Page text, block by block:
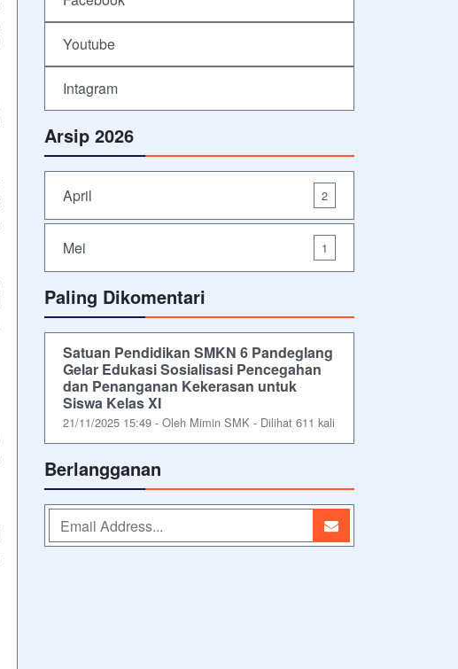
Youtube
Intagram
Arsip 2026
April 2
Mei 1
Paling Dikomentari
Satuan Pendidikan SMKN 6 Pandeglang
Gelar Edukasi Sosialisasi Pencegahan
dan Penanganan Kekerasan untuk
Siswa Kelas XI
21/11/2025 15:49 - Oleh Mimin SMK - Dilihat 611 kali
Berlangganan